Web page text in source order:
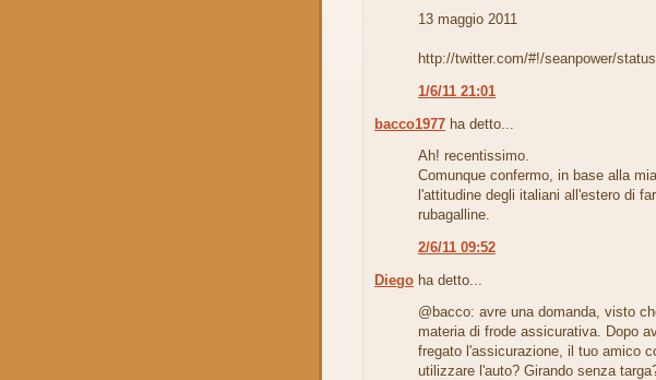
13 maggio 2011
http://twitter.com/#!/seanpower/
1/6/11 21:01
bacco1977 ha detto...
Ah! recentissimo.
Comunque confermo, in base alla
l'attitudine degli italiani all'estero di
rubagalline.
2/6/11 09:52
Diego ha detto...
@bacco: avre una domanda, visto
materia di frode assicurativa. Dopo
fregato l'assicurazione, il tuo amico
utilizzare l'auto? Girando senza